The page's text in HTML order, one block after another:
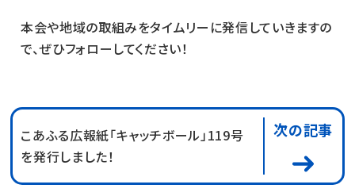
本会や地域の取組みをタイムリーに発信していきますの
で、ぜひフォローしてください！
こあふる広報紙「キャッチボール」119号
を発行しました！
次の記事